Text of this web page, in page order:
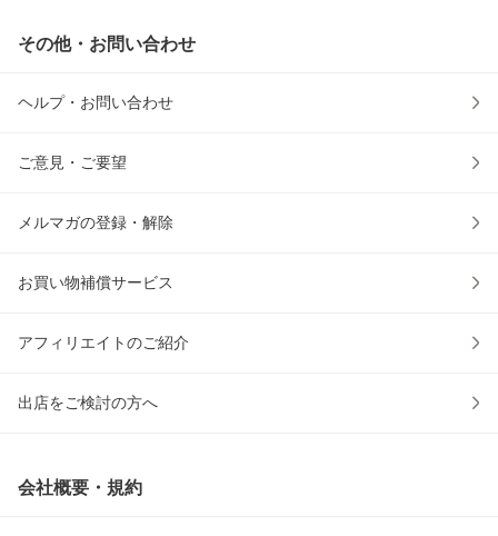
その他・お問い合わせ
ヘルプ・お問い合わせ
ご意見・ご要望
メルマガの登録・解除
お買い物補償サービス
アフィリエイトのご紹介
出店をご検討の方へ
会社概要・規約